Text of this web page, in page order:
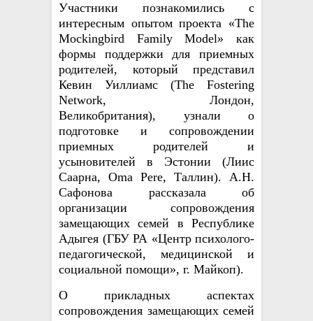
Участники познакомились с
интересным опытом проекта «The
Mockingbird Family Model» как
формы поддержки для приемных
родителей, который представил
Кевин Уиллиамс (The Fostering
Network, Лондон,
Великобритания), узнали о
подготовке и сопровождении
приемных родителей и
усыновителей в Эстонии (Лиис
Саарна, Oma Pere, Таллин). А.Н.
Сафонова рассказала об
организации сопровождения
замещающих семей в Республике
Адыгея (ГБУ РА «Центр психолого-
педагогической, медицинской и
социальной помощи», г. Майкоп).
О прикладных аспектах
сопровождения замещающих семей